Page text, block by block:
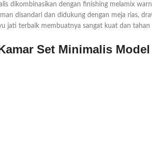
dikombinasikan dengan finishing melamix
disandari dan didukung dengan meja rias,
jati terbaik membuatnya sangat kuat dan
Set Minimalis